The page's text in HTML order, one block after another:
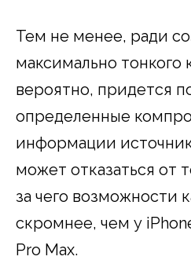
Тем не менее, ради
максимально тонкого
вероятно, придется
определенные
информации
может отказаться от
за чего возможности
скромнее, чем у
Pro Max.